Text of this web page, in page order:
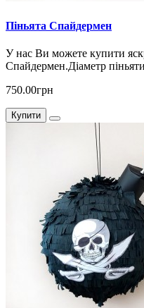
Піньята Спайдермен
У нас Ви можете купити
Спайдермен.Діаметр
750.00грн
Купити